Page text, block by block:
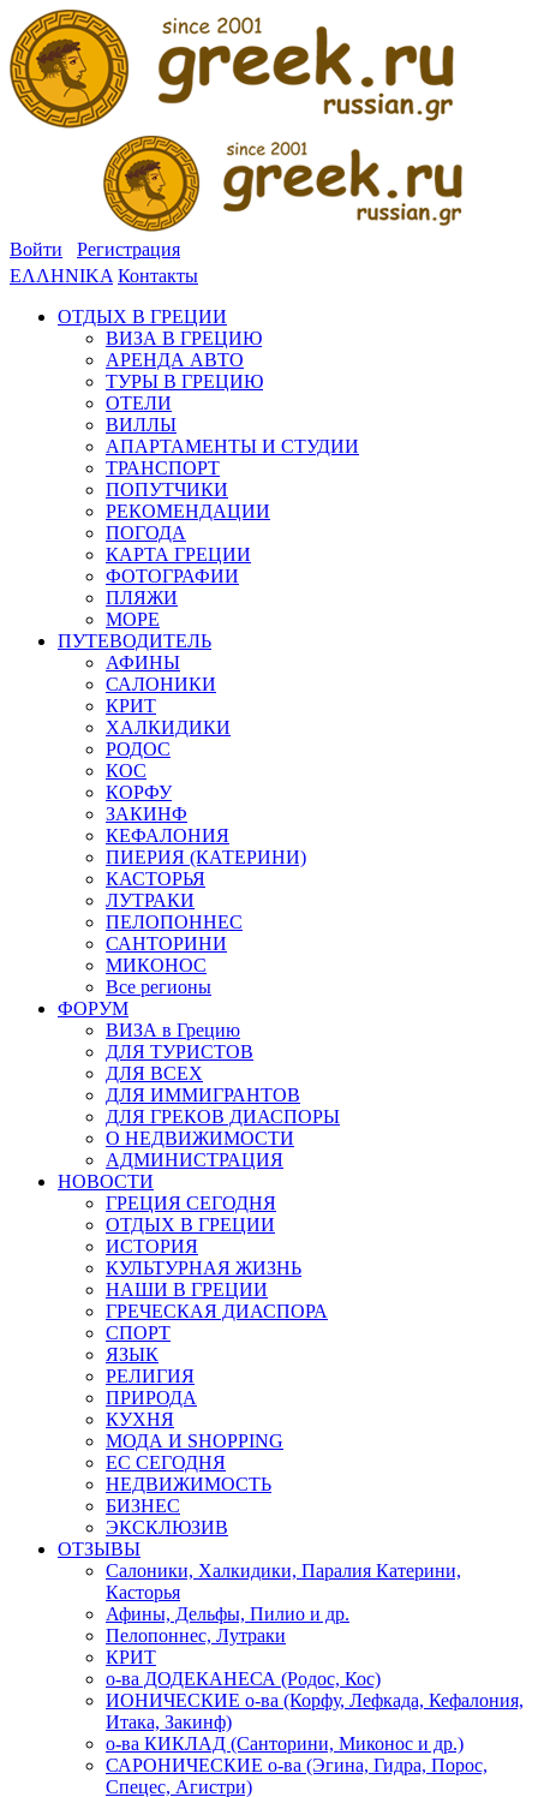
Войти
Регистрация
ΕΛΛΗΝΙΚΑ Контакты
ОТДЫХ В ГРЕЦИИ
ВИЗА В ГРЕЦИЮ
АРЕНДА АВТО
ТУРЫ В ГРЕЦИЮ
ОТЕЛИ
ВИЛЛЫ
АПАРТАМЕНТЫ И СТУДИИ
ТРАНСПОРТ
ПОПУТЧИКИ
РЕКОМЕНДАЦИИ
ПОГОДА
КАРТА ГРЕЦИИ
ФОТОГРАФИИ
ПЛЯЖИ
МОРЕ
ПУТЕВОДИТЕЛЬ
АФИНЫ
САЛОНИКИ
КРИТ
ХАЛКИДИКИ
РОДОС
КОС
КОРФУ
ЗАКИНФ
КЕФАЛОНИЯ
ПИЕРИЯ (КАТЕРИНИ)
КАСТОРЬЯ
ЛУТРАКИ
ПЕЛОПОННЕС
САНТОРИНИ
МИКОНОС
Все регионы
ФОРУМ
ВИЗА в Грецию
ДЛЯ ТУРИСТОВ
ДЛЯ ВСЕХ
ДЛЯ ИММИГРАНТОВ
ДЛЯ ГРЕКОВ ДИАСПОРЫ
О НЕДВИЖИМОСТИ
АДМИНИСТРАЦИЯ
НОВОСТИ
ГРЕЦИЯ СЕГОДНЯ
ОТДЫХ В ГРЕЦИИ
ИСТОРИЯ
КУЛЬТУРНАЯ ЖИЗНЬ
НАШИ В ГРЕЦИИ
ГРЕЧЕСКАЯ ДИАСПОРА
СПОРТ
ЯЗЫК
РЕЛИГИЯ
ПРИРОДА
КУХНЯ
МОДА И SHOPPING
ЕС СЕГОДНЯ
НЕДВИЖИМОСТЬ
БИЗНЕС
ЭКСКЛЮЗИВ
ОТЗЫВЫ
Салоники, Халкидики, Паралия Катерини,
Касторья
Афины, Дельфы, Пилио и др.
Пелопоннес, Лутраки
КРИТ
о-ва ДОДЕКАНЕСА (Родос, Кос)
ИОНИЧЕСКИЕ о-ва (Корфу, Лефкада, Кефалония,
Итака, Закинф)
о-ва КИКЛАД (Санторини, Миконос и др.)
САРОНИЧЕСКИЕ о-ва (Эгина, Гидра, Порос,
Спецес, Агистри)